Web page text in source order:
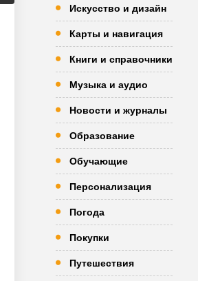
Искусство и дизайн
Карты и навигация
Книги и справочники
Музыка и аудио
Новости и журналы
Образование
Обучающие
Персонализация
Погода
Покупки
Путешествия